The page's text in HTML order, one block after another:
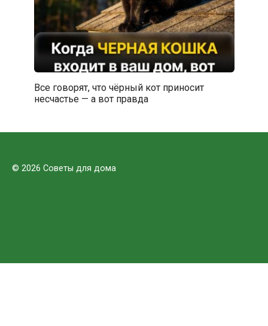
Все говорят, что чёрный кот приносит
несчастье — а вот правда
© 2026 Советы для дома